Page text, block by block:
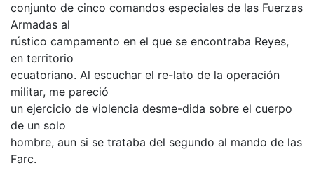
conjunto de cinco comandos especiales de las Fuerzas
Armadas al
rústico campamento en el que se encontraba Reyes,
en territorio
ecuatoriano. Al escuchar el re-lato de la operación
militar, me pareció
un ejercicio de violencia desme-dida sobre el cuerpo
de un solo
hombre, aun si se trataba del segundo al mando de las
Farc.